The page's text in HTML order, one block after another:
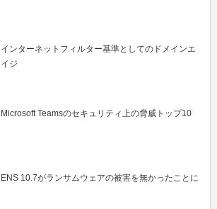
インターネットフィルター基準としてのドメインエ
イジ
Microsoft Teamsのセキュリティ上の脅威トップ10
ENS 10.7がランサムウェアの被害を無かったことに